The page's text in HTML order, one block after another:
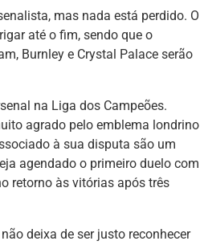
mas nada está perdido. O
até o fim, sendo que o
Burnley e Crystal Palace serão
na Liga dos Campeões.
agrado pelo emblema londrino
à sua disputa são um
agendado o primeiro duelo com
retorno às vitórias após três
deixa de ser justo reconhecer